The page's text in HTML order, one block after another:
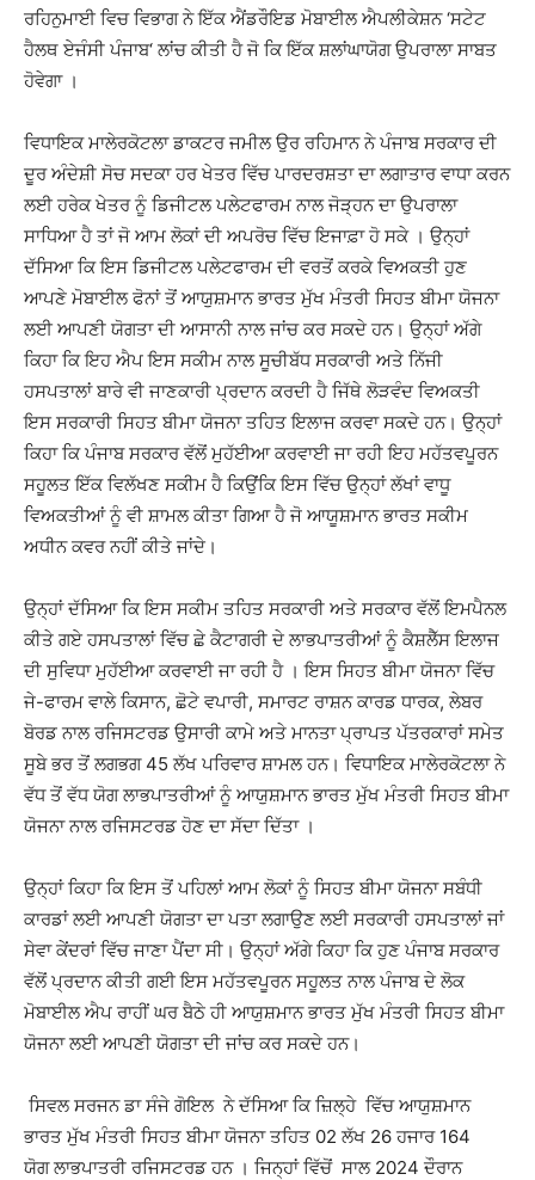
ਰਹਿਨੁਮਾਈ ਵਿਚ ਵਿਭਾਗ ਨੇ ਇੱਕ ਐਂਡਰੌਇਡ ਮੋਬਾਈਲ ਐਪਲੀਕੇਸ਼ਨ‘ਸਟੇਟ
ਹੈਲਥ ਏਜੰਸੀ ਪੰਜਾਬ‘ ਲਾਂਚ ਕੀਤੀ ਹੈ ਜੋ ਕਿ ਇੱਕ ਸ਼ਲਾਂਘਾਯੋਗ ਉਪਰਾਲਾ ਸਾਬਤ
ਹੋਵੇਗਾ ।
ਵਿਧਾਇਕ ਮਾਲੇਰਕੋਟਲਾ ਡਾਕਟਰ ਜਮੀਲ ਉਰ ਰਹਿਮਾਨ ਨੇ ਪੰਜਾਬ ਸਰਕਾਰ ਦੀ
ਦੂਰ ਅੰਦੇਸ਼ੀ ਸੋਚ ਸਦਕਾ ਹਰ ਖੇਤਰ ਵਿੱਚ ਪਾਰਦਰਸ਼ਤਾ ਦਾ ਲਗਾਤਾਰ ਵਾਧਾ ਕਰਨ
ਲਈ ਹਰੇਕ ਖੇਤਰ ਨੂੰ ਡਿਜੀਟਲ ਪਲੇਟਫਾਰਮ ਨਾਲ ਜੋੜ੍ਹਨ ਦਾ ਉਪਰਾਲਾ
ਸਾਧਿਆ ਹੈ ਤਾਂ ਜੋ ਆਮ ਲੋਕਾਂ ਦੀ ਅਪਰੋਚ ਵਿੱਚ ਇਜਾਫ਼ਾ ਹੋ ਸਕੇ । ਉਨ੍ਹਾਂ
ਦੱਸਿਆ ਕਿ ਇਸ ਡਿਜੀਟਲ ਪਲੇਟਫਾਰਮ ਦੀ ਵਰਤੋਂ ਕਰਕੇ ਵਿਅਕਤੀ ਹੁਣ
ਆਪਣੇ ਮੋਬਾਈਲ ਫੋਨਾਂ ਤੋਂ ਆਯੁਸ਼ਮਾਨ ਭਾਰਤ ਮੁੱਖ ਮੰਤਰੀ ਸਿਹਤ ਬੀਮਾ ਯੋਜਨਾ
ਲਈ ਆਪਣੀ ਯੋਗਤਾ ਦੀ ਆਸਾਨੀ ਨਾਲ ਜਾਂਚ ਕਰ ਸਕਦੇ ਹਨ। ਉਨ੍ਹਾਂ ਅੱਗੇ
ਕਿਹਾ ਕਿ ਇਹ ਐਪ ਇਸ ਸਕੀਮ ਨਾਲ ਸੂਚੀਬੱਧ ਸਰਕਾਰੀ ਅਤੇ ਨਿੱਜੀ
ਹਸਪਤਾਲਾਂ ਬਾਰੇ ਵੀ ਜਾਣਕਾਰੀ ਪ੍ਰਦਾਨ ਕਰਦੀ ਹੈ ਜਿੱਥੇ ਲੋੜਵੰਦ ਵਿਅਕਤੀ
ਇਸ ਸਰਕਾਰੀ ਸਿਹਤ ਬੀਮਾ ਯੋਜਨਾ ਤਹਿਤ ਇਲਾਜ ਕਰਵਾ ਸਕਦੇ ਹਨ। ਉਨ੍ਹਾਂ
ਕਿਹਾ ਕਿ ਪੰਜਾਬ ਸਰਕਾਰ ਵੱਲੋਂ ਮੁਹੱਈਆ ਕਰਵਾਈ ਜਾ ਰਹੀ ਇਹ ਮਹੱਤਵਪੂਰਨ
ਸਹੂਲਤ ਇੱਕ ਵਿਲੱਖਣ ਸਕੀਮ ਹੈ ਕਿਉਂਕਿ ਇਸ ਵਿੱਚ ਉਨ੍ਹਾਂ ਲੱਖਾਂ ਵਾਧੂ
ਵਿਅਕਤੀਆਂ ਨੂੰ ਵੀ ਸ਼ਾਮਲ ਕੀਤਾ ਗਿਆ ਹੈ ਜੋ ਆਯੂਸ਼ਮਾਨ ਭਾਰਤ ਸਕੀਮ
ਅਧੀਨ ਕਵਰ ਨਹੀਂ ਕੀਤੇ ਜਾਂਦੇ।
ਉਨ੍ਹਾਂ ਦੱਸਿਆ ਕਿ ਇਸ ਸਕੀਮ ਤਹਿਤ ਸਰਕਾਰੀ ਅਤੇ ਸਰਕਾਰ ਵੱਲੋਂ ਇਮਪੈਨਲ
ਕੀਤੇ ਗਏ ਹਸਪਤਾਲਾਂ ਵਿੱਚ ਛੇ ਕੈਟਾਗਰੀ ਦੇ ਲਾਭਪਾਤਰੀਆਂ ਨੂੰ ਕੈਸ਼ਲੈੱਸ ਇਲਾਜ
ਦੀ ਸੁਵਿਧਾ ਮੁਹੱਈਆ ਕਰਵਾਈ ਜਾ ਰਹੀ ਹੈ । ਇਸ ਸਿਹਤ ਬੀਮਾ ਯੋਜਨਾ ਵਿੱਚ
ਜੇ-ਫਾਰਮ ਵਾਲੇ ਕਿਸਾਨ, ਛੋਟੇ ਵਪਾਰੀ, ਸਮਾਰਟ ਰਾਸ਼ਨ ਕਾਰਡ ਧਾਰਕ, ਲੇਬਰ
ਬੋਰਡ ਨਾਲ ਰਜਿਸਟਰਡ ਉਸਾਰੀ ਕਾਮੇ ਅਤੇ ਮਾਨਤਾ ਪ੍ਰਾਪਤ ਪੱਤਰਕਾਰਾਂ ਸਮੇਤ
ਸੂਬੇ ਭਰ ਤੋਂ ਲਗਭਗ45 ਲੱਖ ਪਰਿਵਾਰ ਸ਼ਾਮਲ ਹਨ। ਵਿਧਾਇਕ ਮਾਲੇਰਕੋਟਲਾ ਨੇ
ਵੱਧ ਤੋਂ ਵੱਧ ਯੋਗ ਲਾਭਪਾਤਰੀਆਂ ਨੂੰ ਆਯੁਸ਼ਮਾਨ ਭਾਰਤ ਮੁੱਖ ਮੰਤਰੀ ਸਿਹਤ ਬੀਮਾ
ਯੋਜਨਾ ਨਾਲ ਰਜਿਸਟਰਡ ਹੋਣ ਦਾ ਸੱਦਾ ਦਿੱਤਾ ।
ਉਨ੍ਹਾਂ ਕਿਹਾ ਕਿ ਇਸ ਤੋਂ ਪਹਿਲਾਂ ਆਮ ਲੋਕਾਂ ਨੂੰ ਸਿਹਤ ਬੀਮਾ ਯੋਜਨਾ ਸਬੰਧੀ
ਕਾਰਡਾਂ ਲਈ ਆਪਣੀ ਯੋਗਤਾ ਦਾ ਪਤਾ ਲਗਾਉਣ ਲਈ ਸਰਕਾਰੀ ਹਸਪਤਾਲਾਂ ਜਾਂ
ਸੇਵਾ ਕੇਂਦਰਾਂ ਵਿੱਚ ਜਾਣਾ ਪੈਂਦਾ ਸੀ। ਉਨ੍ਹਾਂ ਅੱਗੇ ਕਿਹਾ ਕਿ ਹੁਣ ਪੰਜਾਬ ਸਰਕਾਰ
ਵੱਲੋਂ ਪ੍ਰਦਾਨ ਕੀਤੀ ਗਈ ਇਸ ਮਹੱਤਵਪੂਰਨ ਸਹੂਲਤ ਨਾਲ ਪੰਜਾਬ ਦੇ ਲੋਕ
ਮੋਬਾਈਲ ਐਪ ਰਾਹੀਂ ਘਰ ਬੈਠੇ ਹੀ ਆਯੁਸ਼ਮਾਨ ਭਾਰਤ ਮੁੱਖ ਮੰਤਰੀ ਸਿਹਤ ਬੀਮਾ
ਯੋਜਨਾ ਲਈ ਆਪਣੀ ਯੋਗਤਾ ਦੀ ਜਾਂਚ ਕਰ ਸਕਦੇ ਹਨ।
ਸਿਵਲ ਸਰਜਨ ਡਾ ਸੰਜੇ ਗੋਇਲ ਨੇ ਦੱਸਿਆ ਕਿ ਜ਼ਿਲ੍ਹੇ ਵਿੱਚ ਆਯੁਸ਼ਮਾਨ
ਭਾਰਤ ਮੁੱਖ ਮੰਤਰੀ ਸਿਹਤ ਬੀਮਾ ਯੋਜਨਾ ਤਹਿਤ 02 ਲੱਖ 26 ਹਜਾਰ 164
ਯੋਗਲਾਭਪਾਤਰੀ ਰਜਿਸਟਰਡ ਹਨ । ਜਿਨ੍ਹਾਂ ਵਿੱਚੋਂ ਸਾਲ 2024 ਦੌਰਾਨ